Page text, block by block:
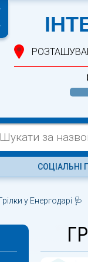
СОЦІАЛЬНІ
у Енергодарі 🩺